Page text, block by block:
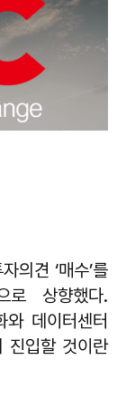
의견 ‘매수’를
로 상향했다.
데이터센터
진입할 것이란